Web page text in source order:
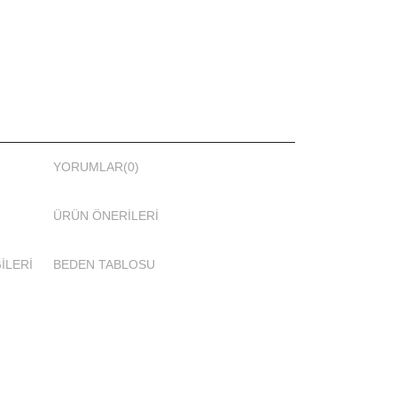
ışınlarını kırarak cilde zarar vermeden
YORUMLAR(0)
ÜRÜN ÖNERILERI
BEDEN TABLOSU